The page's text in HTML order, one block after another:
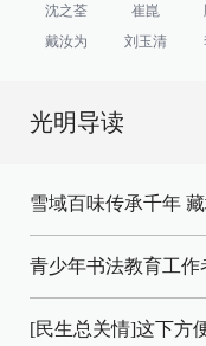
沈之荃 崔崑
戴汝为
刘玉清
光明导读
雪域百味传承千年
青少年书法教育工作
[民生总关情]这下方